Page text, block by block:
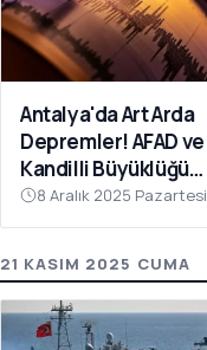
Antalya'da Art Arda
Depremler! AFAD ve
Kandilli Büyüklüğü
Açıkladı
8 Aralık 2025 Pazartesi
21 KASIM 2025 CUMA